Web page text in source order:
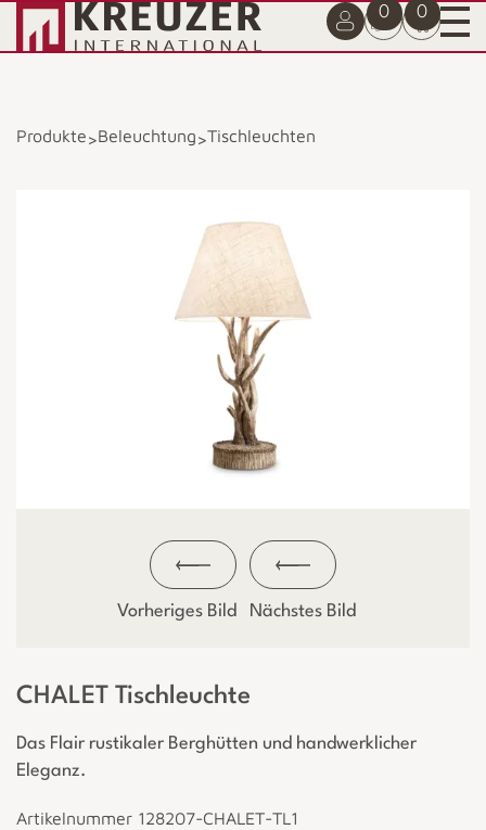
0 0
Produkte>Beleuchtung>Tischleuchten
Vorheriges Bild Nächstes Bild
CHALET Tischleuchte
Das Flair rustikaler Berghütten und handwerklicher
Eleganz.
Artikelnummer 128207-CHALET-TL1